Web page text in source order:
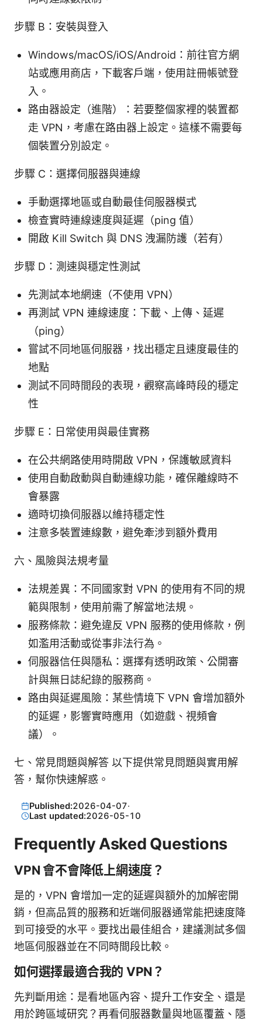
步驟 B：安裝與登入
Windows/macOS/iOS/Android：前往官方網
站或應用商店，下載客戶端，使用註冊帳號登
入。
路由器設定（進階）：若要整個家裡的裝置都
走 VPN，考慮在路由器上設定。這樣不需要每
個裝置分別設定。
步驟 C：選擇伺服器與連線
手動選擇地區或自動最佳伺服器模式
檢查實時連線速度與延遲（ping 值）
開啟 Kill Switch 與 DNS 洩漏防護（若有）
步驟 D：測速與穩定性測試
先測試本地網速（不使用 VPN）
再測試 VPN 連線速度：下載、上傳、延遲
（ping）
嘗試不同地區伺服器，找出穩定且速度最佳的
地點
測試不同時間段的表現，觀察高峰時段的穩定
性
步驟 E：日常使用與最佳實務
在公共網路使用時開啟 VPN，保護敏感資料
使用自動啟動與自動連線功能，確保離線時不
會暴露
適時切換伺服器以維持穩定性
注意多裝置連線數，避免牽涉到額外費用
六、風險與法規考量
法規差異：不同國家對 VPN 的使用有不同的規
範與限制，使用前需了解當地法規。
服務條款：避免違反 VPN 服務的使用條款，例
如濫用活動或從事非法行為。
伺服器信任與隱私：選擇有透明政策、公開審
計與無日誌紀錄的服務商。
路由與延遲風險：某些情境下 VPN 會增加額外
的延遲，影響實時應用（如遊戲、視頻會
議）。
七、常見問題與解答 以下提供常見問題與實用解
答，幫你快速解惑。
Published:2026-04-07·
Last updated:2026-05-10
Frequently Asked Questions
VPN 會不會降低上網速度？
是的，VPN 會增加一定的延遲與額外的加解密開
銷，但高品質的服務和近端伺服器通常能把速度降
到可接受的水平。要找出最佳組合，建議測試多個
地區伺服器並在不同時間段比較。
如何選擇最適合我的 VPN？
先判斷用途：是看地區內容、提升工作安全、還是
用於跨區域研究？再看伺服器數量與地區覆蓋、隱